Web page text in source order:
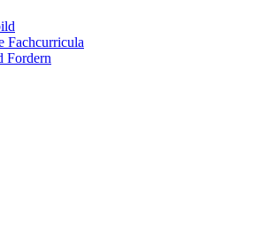
Fachcurricula
Fordern